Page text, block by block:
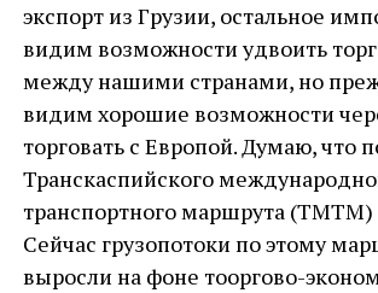
экспорт из Грузии, остальное
видим возможности удвоить
между нашими странами, но
видим хорошие возможности
торговать с Европой. Думаю, что
Транскаспийского
транспортного маршрута (ТМТМ)
Сейчас грузопотоки по этому
выросли на фоне тооргово-